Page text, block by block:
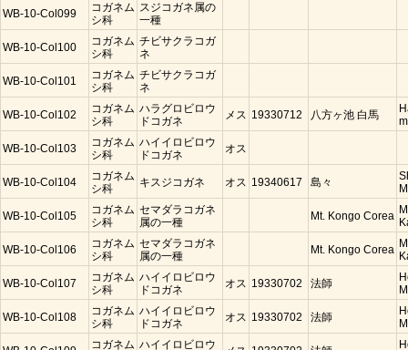
WB-10-Col099
コガネム
シ科
スジコガネ属の
一種
WB-10-Col100
コガネム
シ科
チビサクラコガ
ネ
WB-10-Col101
コガネム
シ科
チビサクラコガ
ネ
WB-10-Col102
コガネム
シ科
ハラグロビロウ
ドコガネ
メス 19330712 八方ヶ池 白馬
WB-10-Col103
コガネム
シ科
ハイイロビロウ
ドコガネ
オス
WB-10-Col104
コガネム
シ科
キスジコガネ オス 19340617 島々
WB-10-Col105
コガネム
シ科
セマダラコガネ
属の一種
Mt. Kongo Corea
WB-10-Col106
コガネム
シ科
セマダラコガネ
属の一種
Mt. Kongo Corea
WB-10-Col107
コガネム
シ科
ハイイロビロウ
ドコガネ
オス 19330702 法師
WB-10-Col108
コガネム
シ科
ハイイロビロウ
ドコガネ
オス 19330702 法師
コガネム ハイイロビロウ